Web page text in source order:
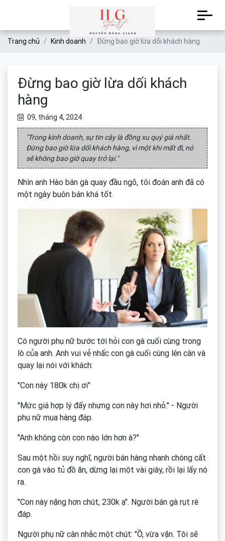
Trang chủ Kinh doanh Đừng bao giờ lừa dối khách hàng
Đừng bao giờ lừa dối khách
hàng
09, tháng 4, 2024
"Trong kinh doanh, sự tin cậy là đồng xu quý giá nhất.
Đừng bao giờ lừa dối khách hàng, vì một khi mất đi, nó
sẽ không bao giờ quay trở lại."
Nhìn anh Hào bán gà quay đầu ngõ, tôi đoán anh đã có
một ngày buôn bán khá tốt.
Có người phụ nữ bước tới hỏi con gà cuối cùng trong
lò của anh. Anh vui vẻ nhấc con gà cuối cùng lên cân và
quay lại nói với khách:
"Con này 180k chị ơi"
"Mức giá hợp lý đấy nhưng con này hơi nhỏ." - Người
phụ nữ mua hàng đáp.
"Anh không còn con nào lớn hơn à?"
Sau một hồi suy nghĩ, người bán hàng nhanh chóng cất
con gà vào tủ đồ ăn, dừng lại một vài giây, rồi lại lấy nó
ra.
"Con này nặng hơn chút, 230k ạ". Người bán gà rụt rè
đáp.
Người phụ nữ cân nhắc một chút: "Ồ, vừa vặn. Tôi sẽ